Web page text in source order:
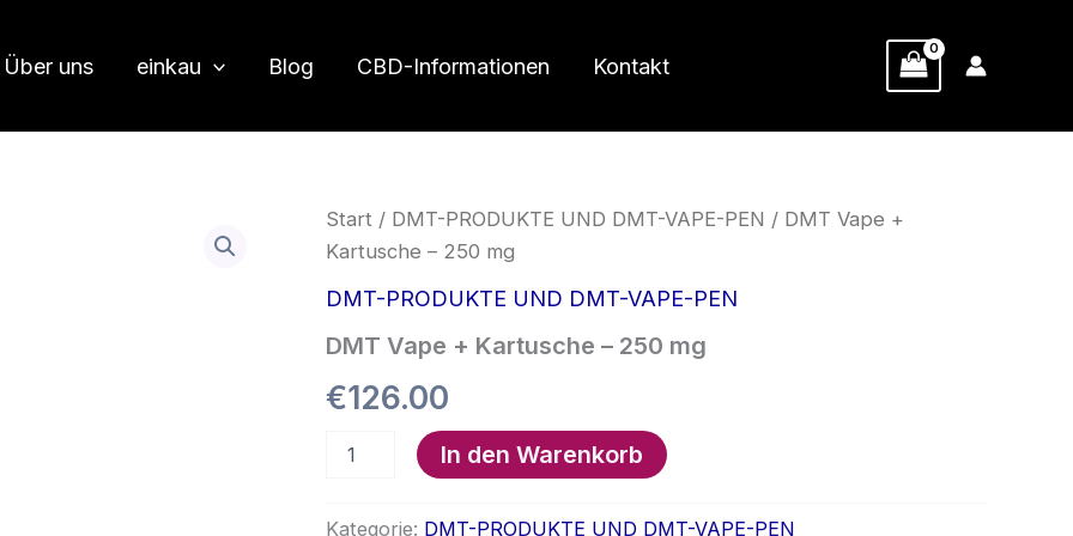
Über uns einkau Blog CBD-Informationen Kontakt
Start / DMT-PRODUKTE UND DMT-VAPE-PEN / DMT Vape +
Kartusche – 250 mg
DMT-PRODUKTE UND DMT-VAPE-PEN
DMT Vape + Kartusche – 250 mg
€126.00
Vape
In den Warenkorb
Kategorie: DMT-PRODUKTE UND DMT-VAPE-PEN